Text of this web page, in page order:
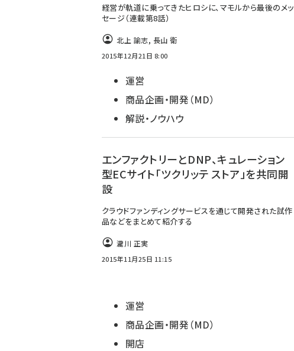
経営が軌道に乗ってきたヒロシに、マモルから最後のメッ
セージ（連載第8話）
北上 諭志, 長山 衛
2015年12月21日 8:00
運営
商品企画・開発（MD）
解説・ノウハウ
エンファクトリーとDNP、キュレーション
型ECサイト「ツクリッテ ストア」を共同開
設
クラウドファンディングサービスを通じて開発された試作
品などをまとめて紹介する
瀧川 正実
2015年11月25日 11:15
運営
商品企画・開発（MD）
開店